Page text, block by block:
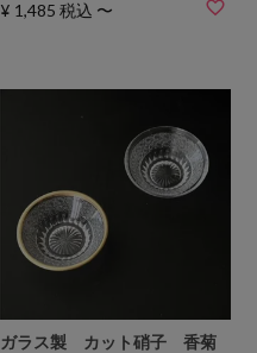
¥ 1,485 税込 〜
ガラス製 カット硝子 香菊